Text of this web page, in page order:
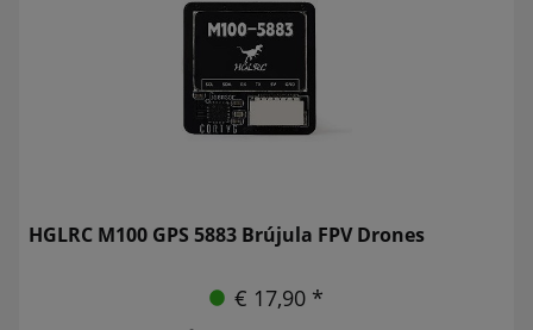
HGLRC M100 GPS 5883 Brújula FPV Drones
€ 17,90 *